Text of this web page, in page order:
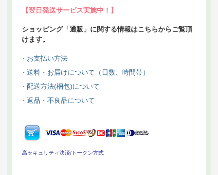
【翌日発送サービス実施中！】
ショッピング「通販」に関する情報はこちらからご覧頂
けます。
お支払い方法
送料・お届けについて（日数、時間帯）
配送方法(梱包)について
返品・不良品について
高セキュリティ決済/トークン方式